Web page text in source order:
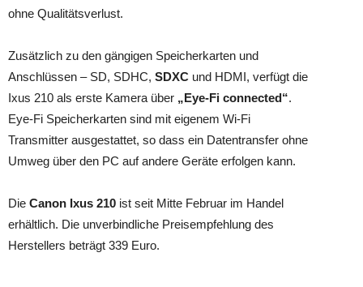
ohne Qualitätsverlust.
Zusätzlich zu den gängigen Speicherkarten und
Anschlüssen – SD, SDHC, SDXC und HDMI, verfügt die
Ixus 210 als erste Kamera über „Eye-Fi connected“.
Eye-Fi Speicherkarten sind mit eigenem Wi-Fi
Transmitter ausgestattet, so dass ein Datentransfer ohne
Umweg über den PC auf andere Geräte erfolgen kann.
Die Canon Ixus 210 ist seit Mitte Februar im Handel
erhältlich. Die unverbindliche Preisempfehlung des
Herstellers beträgt 339 Euro.